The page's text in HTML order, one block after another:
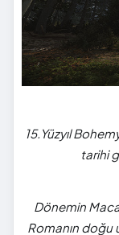
15.Yüzyıl
tarihi
Dönemin
Romanın doğu